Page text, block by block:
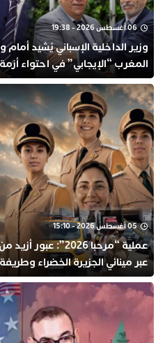
06 أغسطس 2026 - 19:38
وزير الداخلية الإسباني يُشيد أمام
المغرب “الإيجابي” في احتواء
05 أغسطس 2026 - 15:10
عبر مينائي الجزيرة الخضراء وطريفة